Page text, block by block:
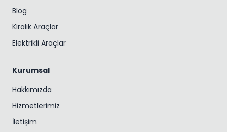
Blog
Kiralık Araçlar
Elektrikli Araçlar
Kurumsal
Hakkımızda
Hizmetlerimiz
İletişim